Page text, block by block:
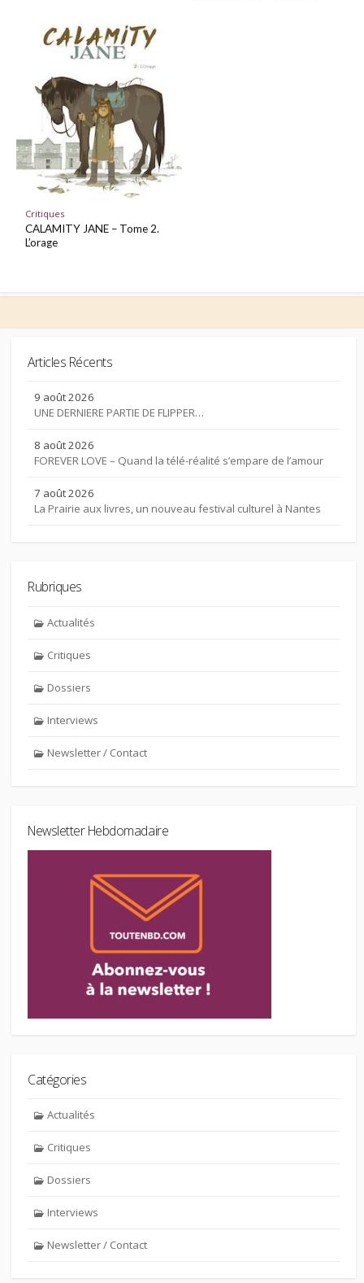
Critiques
CALAMITY JANE – Tome 2.
L’orage
Articles Récents
9 août 2026
UNE DERNIERE PARTIE DE FLIPPER…
8 août 2026
FOREVER LOVE – Quand la télé-réalité s’empare de l’amour
7 août 2026
La Prairie aux livres, un nouveau festival culturel à Nantes
Rubriques
Actualités
Critiques
Dossiers
Interviews
Newsletter / Contact
Newsletter Hebdomadaire
Catégories
Actualités
Critiques
Dossiers
Interviews
Newsletter / Contact